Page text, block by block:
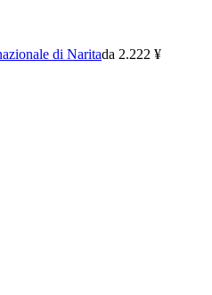
di Naritada 2.222 ¥